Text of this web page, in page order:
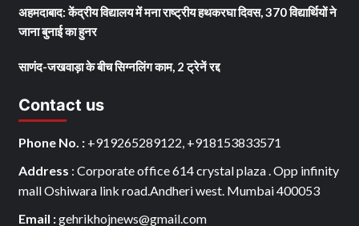
अहमदाबाद: केंद्रीय विद्यालय में मना राष्ट्रीय हथकरघा दिवस, 370 विद्यार्थियों ने
जाना बुनाई का हुनर
साणंद-जखवाड़ा के बीच सिग्नलिंग काम, 2 ट्रेनें रद्द
Contact us
Phone No. : +919265289122, +918153833571
Address : Corporate office 614 crystal plaza . Opp infinity
mall Oshiwara link road.Andheri west. Mumbai 400053
Email :gehrikhojnews@gmail.com